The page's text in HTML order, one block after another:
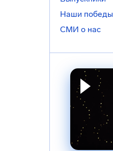
Наши победы
СМИ о нас